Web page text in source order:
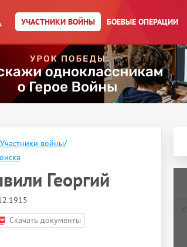
УЧАСТНИКИ ВОЙНЫ БОЕВЫЕ ОПЕРАЦИИ
Участники войны/
Георгий
Скачать документы